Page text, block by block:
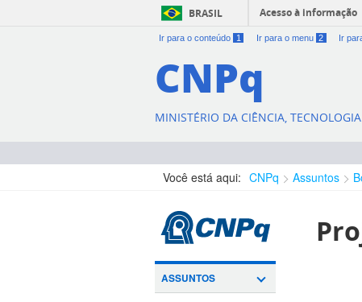
BRASIL Acesso à informação
Ir para o conteúdo 1 Ir para o menu 2 Ir
CNPq
MINISTÉRIO DA CIÊNCIA,
Você está aqui: CNPq Assuntos
ASSUNTOS